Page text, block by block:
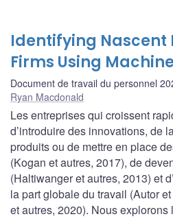
Identifying Nascent
Firms Using
Document de travail du personnel
Ryan Macdonald
Les entreprises qui croissent
d’introduire des innovations, de
produits ou de mettre en place
(Kogan et autres, 2017), de
(Haltiwanger et autres, 2013) et
la part globale du travail (Autor
et autres, 2020). Nous